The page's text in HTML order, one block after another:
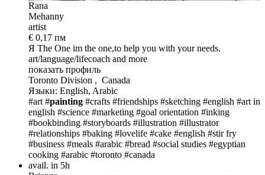
Rana
Mehanny
artist
€ 0,17 пм
Я The One im the one,to help you with your needs.
art/language/lifecoach and more
показать профиль
Toronto Division , Canada
Языки: English, Arabic
#art #painting #crafts #friendships #sketching #english #art in
english #science #marketing #goal orientation #inking
#bookbinding #storyboards #illustration #illustrator
#relationships #baking #lovelife #cake #english #stir fry
#business #meals #arabic #bread #social studies #egyptian
cooking #arabic #toronto #canada
avail. in 5h